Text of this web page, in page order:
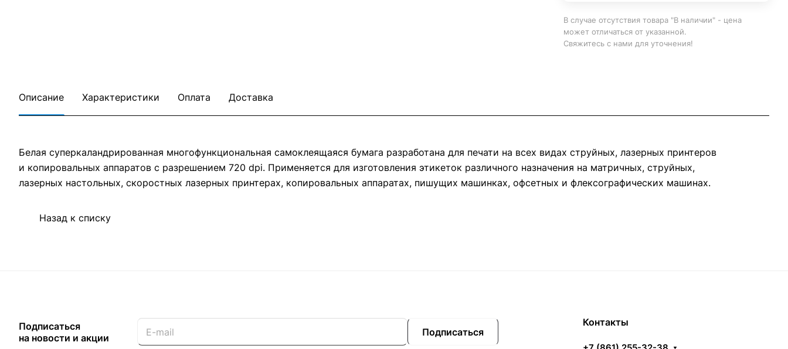
В случае отсутствия товара "В наличии" - цена
может отличаться от указанной.
Свяжитесь с нами для уточнения!
Описание Характеристики Оплата Доставка
Белая суперкаландрированная многофункциональная самоклеящаяся бумага разработана для печати на всех видах струйных, лазерных принтеров
и копировальных аппаратов с разрешением 720 dpi. Применяется для изготовления этикеток различного назначения на матричных, струйных,
лазерных настольных, скоростных лазерных принтерах, копировальных аппаратах, пишущих машинках, офсетных и флексографических машинах.
Назад к списку
Подписаться
на новости и акции
Подписаться
Контакты